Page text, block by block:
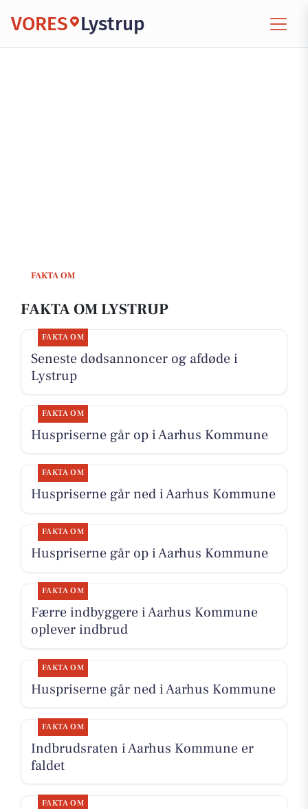
VORES Lystrup
FAKTA OM
FAKTA OM LYSTRUP
FAKTA OM
Seneste dødsannoncer og afdøde i
Lystrup
FAKTA OM
Huspriserne går op i Aarhus Kommune
FAKTA OM
Huspriserne går ned i Aarhus Kommune
FAKTA OM
Huspriserne går op i Aarhus Kommune
FAKTA OM
Færre indbyggere i Aarhus Kommune
oplever indbrud
FAKTA OM
Huspriserne går ned i Aarhus Kommune
FAKTA OM
Indbrudsraten i Aarhus Kommune er
faldet
FAKTA OM